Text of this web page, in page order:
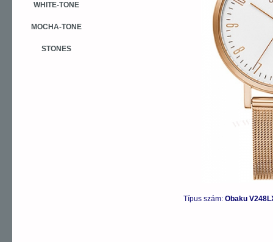
WHITE-TONE
MOCHA-TONE
STONES
Típus szám: Obaku